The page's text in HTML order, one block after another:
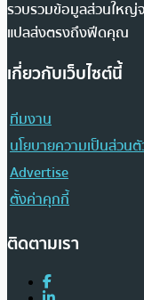
รวบรวมข้อมูลส่วนใหญ่จ
แปลส่งตรงถึงฟีดคุณ
เกี่ยวกับเว็บไซต์นี้
ทีมงาน
นโยบายความเป็นส่วน
Advertise
ตั้งค่าคุกกี้
ติดตามเรา